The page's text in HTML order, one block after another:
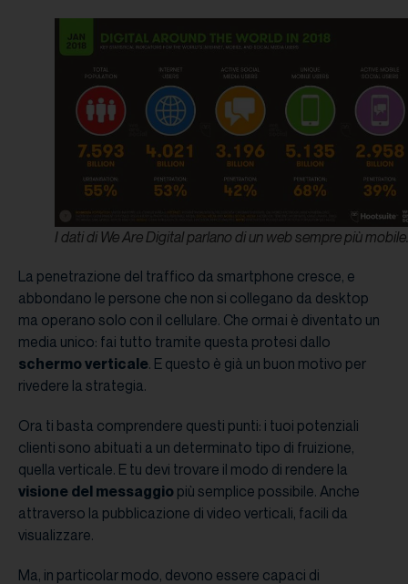
I dati di We Are Digital parlano di un web sempre più mobile.
La penetrazione del traffico da smartphone cresce, e
abbondano le persone che non si collegano da desktop
ma operano solo con il cellulare. Che ormai è diventato un
media unico: fai tutto tramite questa protesi dallo
schermo verticale. E questo è già un buon motivo per
rivedere la strategia.
Ora ti basta comprendere questi punti: i tuoi potenziali
clienti sono abituati a un determinato tipo di fruizione,
quella verticale. E tu devi trovare il modo di rendere la
visione del messaggio più semplice possibile. Anche
attraverso la pubblicazione di video verticali, facili da
visualizzare.
Ma, in particolar modo, devono essere capaci di